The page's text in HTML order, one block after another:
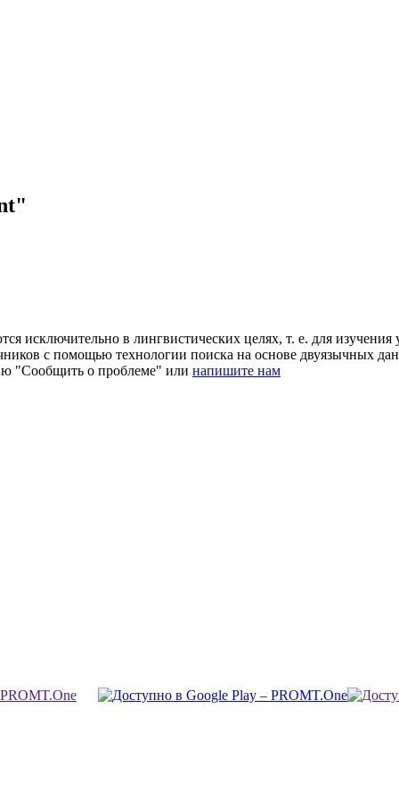
исключительно в лингвистических целях, т. е. для
с помощью технологии поиска на основе двуязычных
"Сообщить о проблеме" или напишите нам